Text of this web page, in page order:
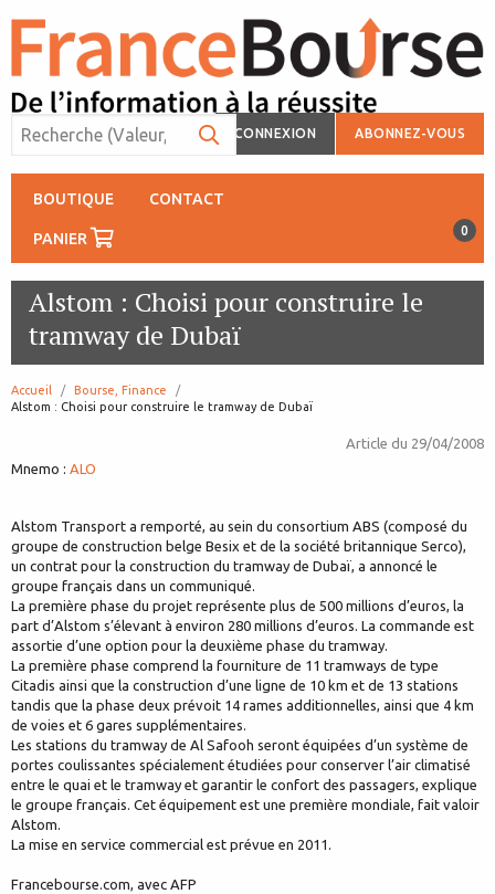
CONNEXION ABONNEZ-VOUS
BOUTIQUE CONTACT
PANIER 0
Alstom : Choisi pour construire le
tramway de Dubaï
Accueil
Bourse, Finance
page:
Alstom : Choisi pour construire le tramway de Dubaï
Article du 29/04/2008
Mnemo : ALO
Alstom Transport a remporté, au sein du consortium ABS (composé du
groupe de construction belge Besix et de la société britannique Serco),
un contrat pour la construction du tramway de Dubaï, a annoncé le
groupe français dans un communiqué.
La première phase du projet représente plus de 500 millions d’euros, la
part d’Alstom s’élevant à environ 280 millions d’euros. La commande est
assortie d’une option pour la deuxième phase du tramway.
La première phase comprend la fourniture de 11 tramways de type
Citadis ainsi que la construction d’une ligne de 10 km et de 13 stations
tandis que la phase deux prévoit 14 rames additionnelles, ainsi que 4 km
de voies et 6 gares supplémentaires.
Les stations du tramway de Al Safooh seront équipées d’un système de
portes coulissantes spécialement étudiées pour conserver l’air climatisé
entre le quai et le tramway et garantir le confort des passagers, explique
le groupe français. Cet équipement est une première mondiale, fait valoir
Alstom.
La mise en service commercial est prévue en 2011.
Francebourse.com, avec AFP